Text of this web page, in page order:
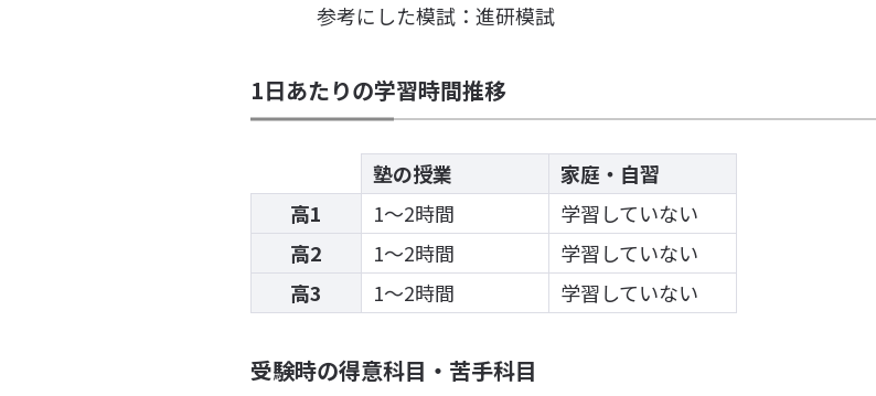
参考にした模試：進研模試
1日あたりの学習時間推移
塾の授業
家庭・自習
高1
1〜2時間
学習していない
高2
1〜2時間
学習していない
高3
1〜2時間 学習していない
受験時の得意科目・苦手科目